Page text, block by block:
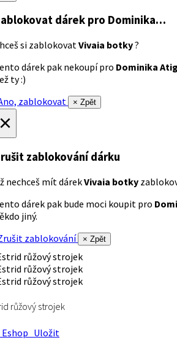
dárek pro Dominika…
si zablokovatVivaia botky?
dárek pak nekoupí pro Dominika
ty :)
zablokovat
× Zpět
zablokování dárku
nechceš mít dárekVivaia botky
dárek pak bude moci koupit pro
jiný.
zablokování
× Zpět
růžový strojek
Uložit